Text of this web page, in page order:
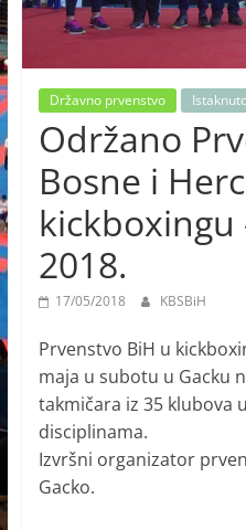
Državno prvenstvo
Održano
Bosne i
kickboxingu
2018.
17/05/2018 KBSBiH
Prvenstvo BiH u
maja u subotu u Gacku
takmičara iz 35 klubova
disciplinama.
Izvršni organizator
Gacko.